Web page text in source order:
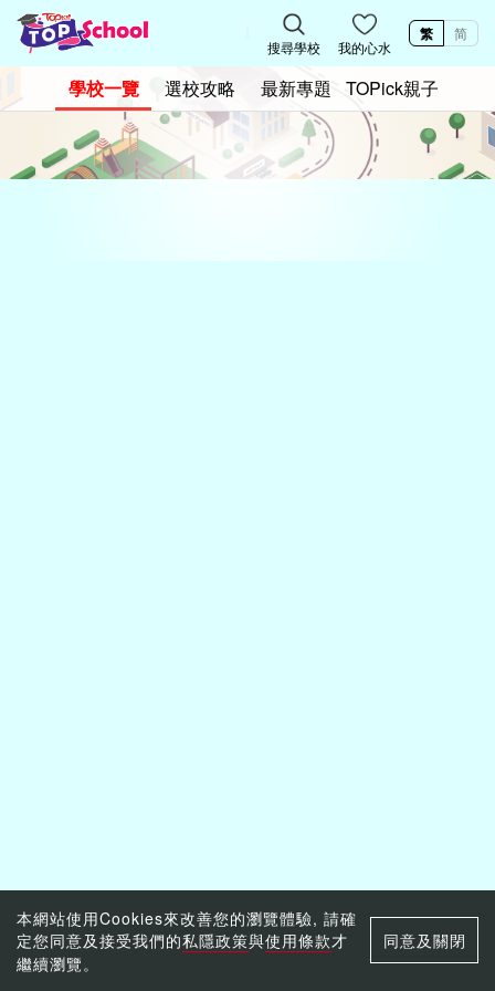
搜尋學校 我的心水
繁 简
學校一覽 選校攻略 最新專題 TOPick親子
本網站使用Cookies來改善您的瀏覽體驗, 請確
定您同意及接受我們的私隱政策與使用條款才
繼續瀏覽。
同意及關閉